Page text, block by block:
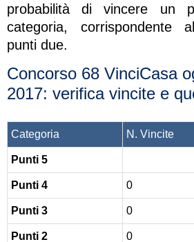
probabilità di vincere un
categoria, corrispondente
punti due.
Concorso 68 VinciCasa
2017: verifica vincite e
Categoria N. Vincite
Punti 5
Punti 4 0
Punti 3 0
Punti 2 0